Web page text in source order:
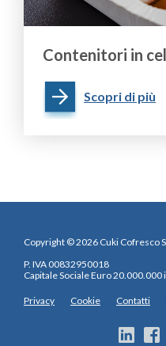
Contenitori in
Scopri di più
Copyright © 2026 Cuki Cofresco
P. IVA 00832950018
Capitale Sociale Euro 20.000.000
Privacy Cookie Contatti